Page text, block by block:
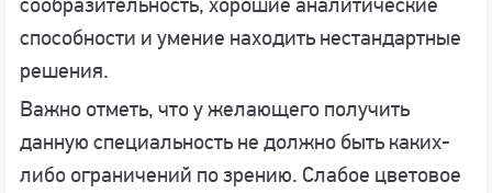
способности и умение находить нестандартные
решения.
Важно отметь, что у желающего получить
данную специальность не должно быть каких-
либо ограничений по зрению. Слабое цветовое